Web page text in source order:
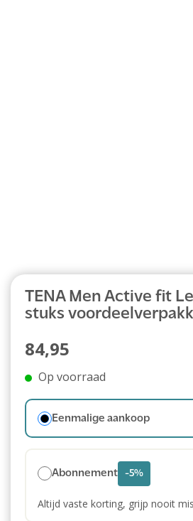
TENA Men Active fit
stuks
84,95
Op voorraad
Eenmalige aankoop
Abonnement -5%
Altijd vaste korting, grijp nooit